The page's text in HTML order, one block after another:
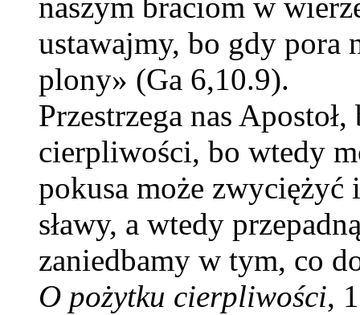
naszym braciom w
ustawajmy, bo gdy pora
plony» (Ga 6,10.9).
Przestrzega nas
cierpliwości, bo wtedy
pokusa może zwyciężyć
sławy, a wtedy
zaniedbamy w tym, co
O pożytku cierpliwości,